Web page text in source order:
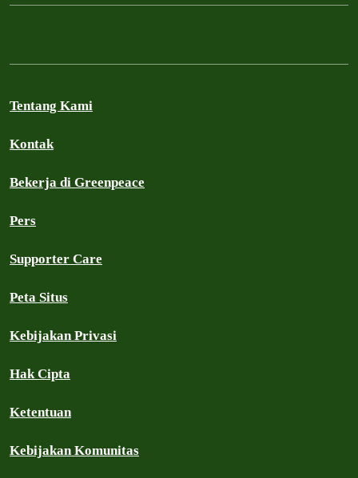
Tentang Kami
Kontak
Bekerja di Greenpeace
Pers
Supporter Care
Peta Situs
Kebijakan Privasi
Hak Cipta
Ketentuan
Kebijakan Komunitas